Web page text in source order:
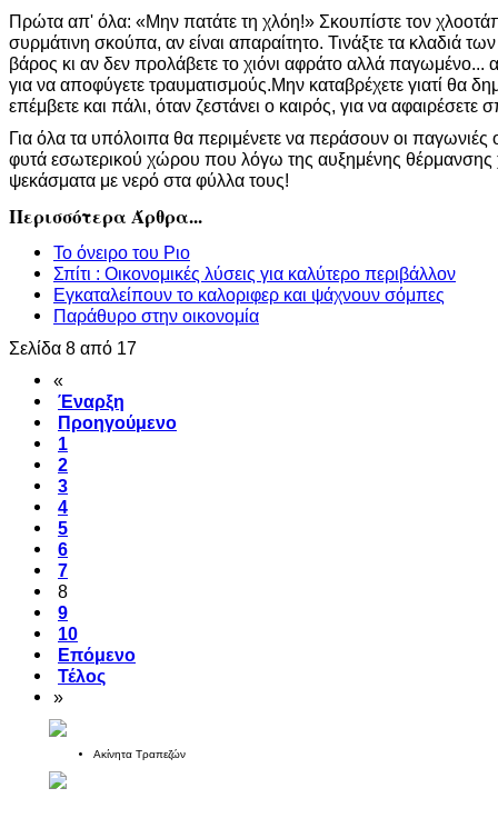
Πρώτα απ' όλα: «Μην πατάτε τη χλόη!» Σκουπίστε τον
συρμάτινη σκούπα, αν είναι απαραίτητο. Τινάξτε τα κλαδιά
βάρος κι αν δεν προλάβετε το χιόνι αφράτο αλλά παγωμένο...
για να αποφύγετε τραυματισμούς.Μην καταβρέχετε γιατί θα
επέμβετε και πάλι, όταν ζεστάνει ο καιρός, για να
Για όλα τα υπόλοιπα θα περιμένετε να περάσουν οι παγωνιές
φυτά εσωτερικού χώρου που λόγω της αυξημένης θέρμανσης
ψεκάσματα με νερό στα φύλλα τους!
Περισσότερα Άρθρα...
Το όνειρο του Ριο
Σπίτι : Οικονομικές λύσεις για καλύτερο περιβάλλον
Εγκαταλείπουν το καλοριφερ και ψάχνουν σόμπες
Παράθυρο στην οικονομία
Σελίδα 8 από 17
«
Έναρξη
Προηγούμενο
1
2
3
4
5
6
7
8
9
10
Επόμενο
Τέλος
»
Ακίνητα Τραπεζών